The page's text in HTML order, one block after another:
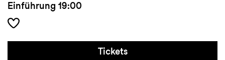
Einführung 19:00
Tickets